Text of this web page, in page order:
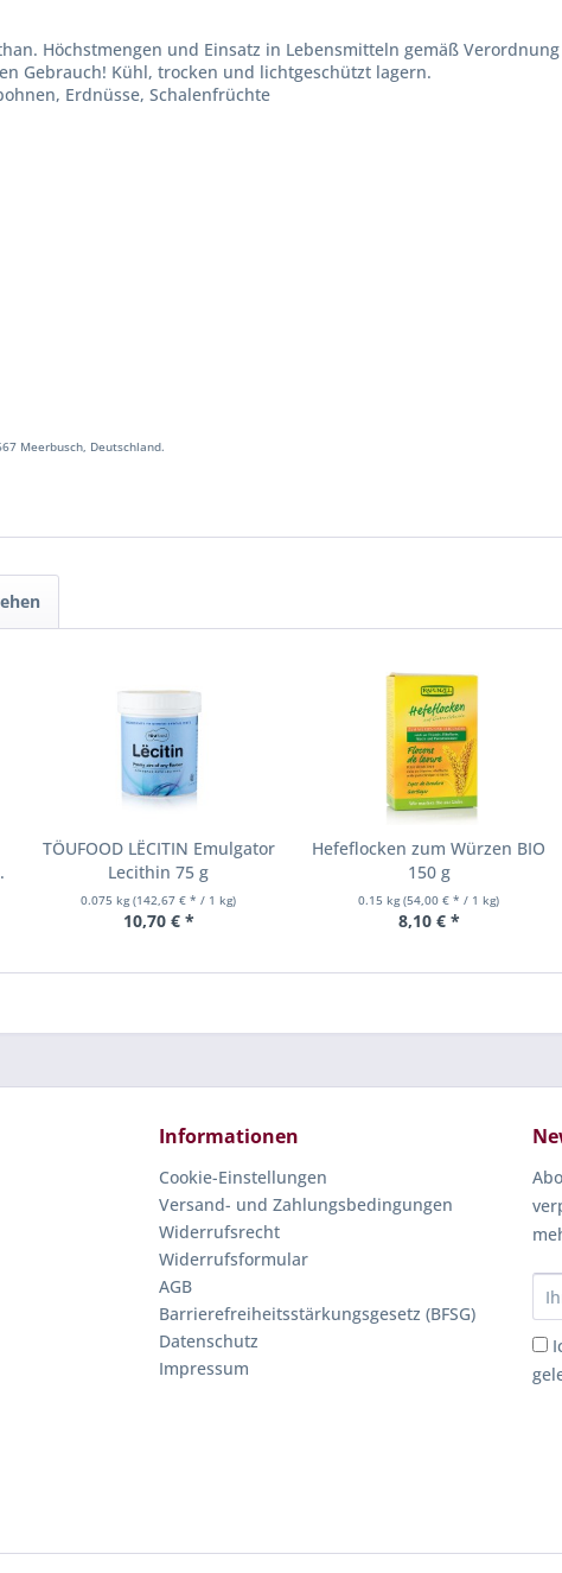
Höchstmengen und Einsatz in Lebensmitteln gemäß Verordnung
Gebrauch! Kühl, trocken und lichtgeschützt lagern.
Erdnüsse, Schalenfrüchte
Meerbusch, Deutschland.
TÖUFOOD LËCITIN Emulgator
Lecithin 75 g
0.075 kg(142,67 € * / 1 kg)
10,70 € *
Hefeflocken zum Würzen BIO
150 g
0.15 kg(54,00 € * / 1 kg)
8,10 € *
Informationen
Cookie-Einstellungen
Versand- und Zahlungsbedingungen
Widerrufsrecht
Widerrufsformular
AGB
Barrierefreiheitsstärkungsgesetz (BFSG)
Datenschutz
Impressum